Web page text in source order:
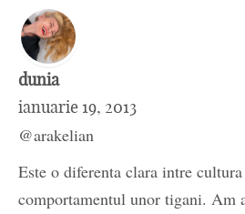
dunia
ianuarie 19, 2013
@arakelian
Este o diferenta clara intre
comportamentul unor tigani. Am